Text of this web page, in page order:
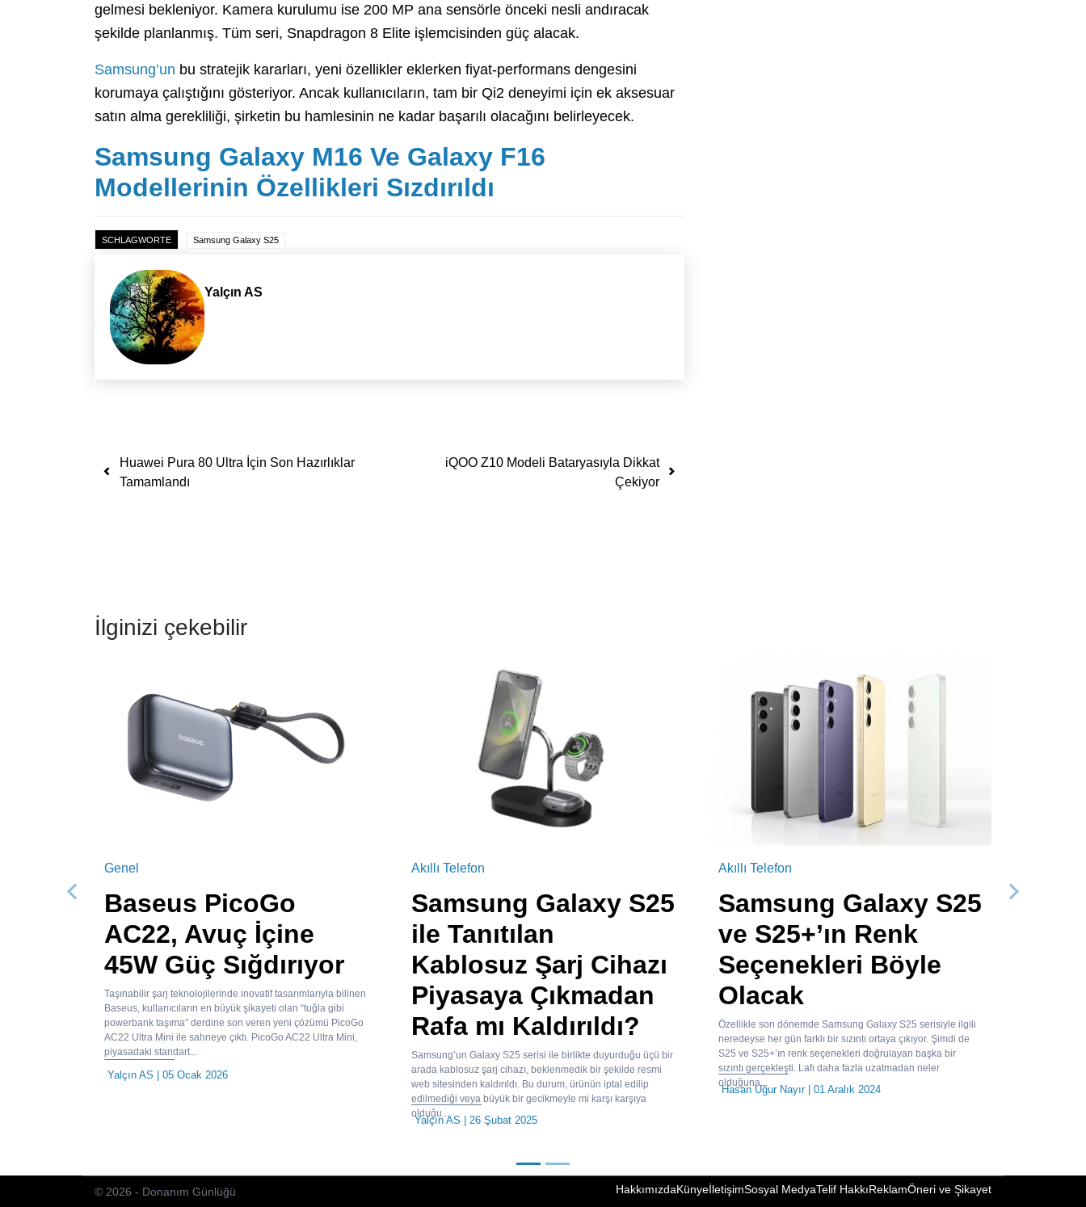
gelmesi bekleniyor. Kamera kurulumu ise 200 MP ana sensörle önceki nesli andıracak
şekilde planlanmış. Tüm seri, Snapdragon 8 Elite işlemcisinden güç alacak.
Samsung’un bu stratejik kararları, yeni özellikler eklerken fiyat-performans dengesini
korumaya çalıştığını gösteriyor. Ancak kullanıcıların, tam bir Qi2 deneyimi için ek aksesuar
satın alma gerekliliği, şirketin bu hamlesinin ne kadar başarılı olacağını belirleyecek.
Samsung Galaxy M16 Ve Galaxy F16
Modellerinin Özellikleri Sızdırıldı
SCHLAGWORTE Samsung Galaxy S25
Yalçın AS
Yazı dolaşımı
Huawei Pura 80 Ultra İçin Son Hazırlıklar
Tamamlandı
iQOO Z10 Modeli Bataryasıyla Dikkat
Çekiyor
İlginizi çekebilir
Genel
Baseus PicoGo
AC22, Avuç İçine
45W Güç Sığdırıyor
Taşınabilir şarj teknolojilerinde inovatif tasarımlarıyla bilinen
Baseus, kullanıcıların en büyük şikayeti olan “tuğla gibi
powerbank taşıma” derdine son veren yeni çözümü PicoGo
AC22 Ultra Mini ile sahneye çıktı. PicoGo AC22 Ultra Mini,
piyasadaki standart...
Yalçın AS | 05 Ocak 2026
Akıllı Telefon
Samsung Galaxy S25
ile Tanıtılan
Kablosuz Şarj Cihazı
Piyasaya Çıkmadan
Rafa mı Kaldırıldı?
Samsung’un Galaxy S25 serisi ile birlikte duyurduğu üçü bir
arada kablosuz şarj cihazı, beklenmedik bir şekilde resmi
web sitesinden kaldırıldı. Bu durum, ürünün iptal edilip
edilmediği veya büyük bir gecikmeyle mi karşı karşıya
olduğu...
Yalçın AS | 26 Şubat 2025
Akıllı Telefon
Samsung Galaxy S25
ve S25+’ın Renk
Seçenekleri Böyle
Olacak
Özellikle son dönemde Samsung Galaxy S25 serisiyle ilgili
neredeyse her gün farklı bir sızıntı ortaya çıkıyor. Şimdi de
S25 ve S25+’ın renk seçenekleri doğrulayan başka bir
sızıntı gerçekleşti. Lafı daha fazla uzatmadan neler
olduğuna...
Hasan Uğur Nayır| 01 Aralık 2024
Önceki Sonraki
© 2026 - Donanım Günlüğü HakkımızdaKünyeİletişimSosyal MedyaTelif HakkıReklamÖneri ve Şikayet